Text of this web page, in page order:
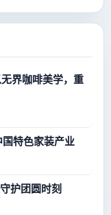
界咖啡美学，重
领先的中国特色家装产业
护团圆时刻